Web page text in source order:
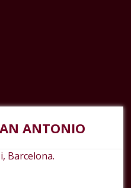
ANTONIO